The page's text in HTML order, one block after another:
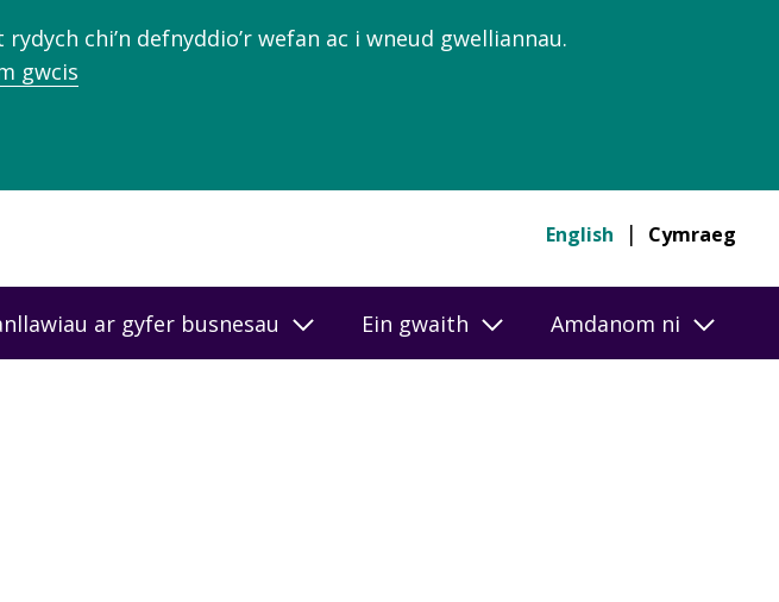
chi’n defnyddio’r wefan ac i wneud gwelliannau.
gwcis
English Cymraeg
ar gyfer busnesau Ein gwaith Amdanom ni